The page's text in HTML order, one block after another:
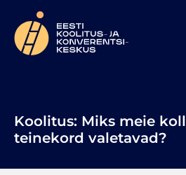
Meil on rõõm olla Sulle veelgi
professionaalsem koolituspartner,
tasemel uute teadmiste hankimisel
enesetäiendamisel. Head sirvimist!
Koolitus: Miks meie
teinekord valetavad?